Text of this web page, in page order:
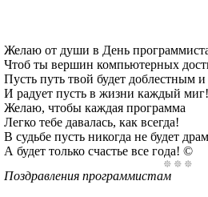
Желаю от души в День
Чтоб ты вершин компьютерных
Пусть путь твой будет доблестным
И радует пусть в жизни каждый миг!
Желаю, чтобы каждая программа
Легко тебе давалась, как всегда!
В судьбе пусть никогда не будет
А будет только счастье все года! ©
Поздравления программистам